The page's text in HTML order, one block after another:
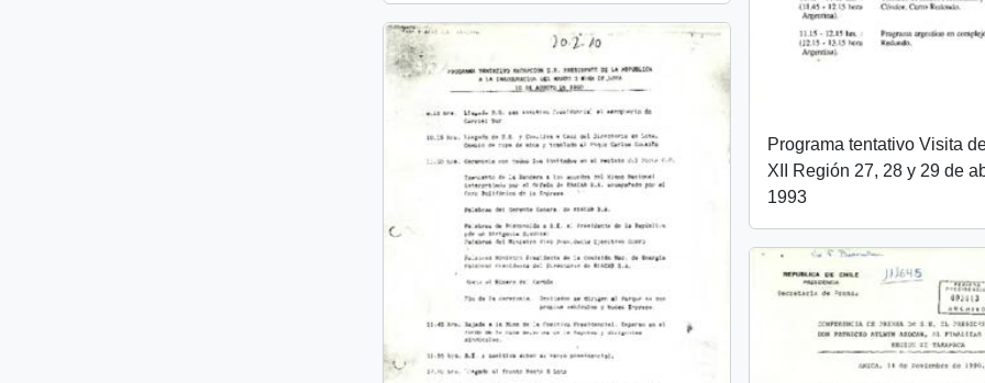
Programa tentativo Visita
XII Región 27, 28 y 29 de
1993